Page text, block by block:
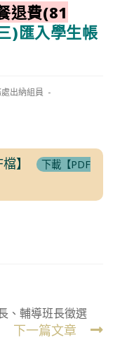
退費(81
)匯入學生帳
出納組員
】
下載【PDF
、輔導班長徵選
下一篇文章